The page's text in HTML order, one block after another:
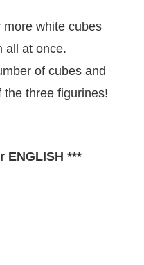
white cubes
all at once.
of cubes and
three figurines!
ENGLISH ***